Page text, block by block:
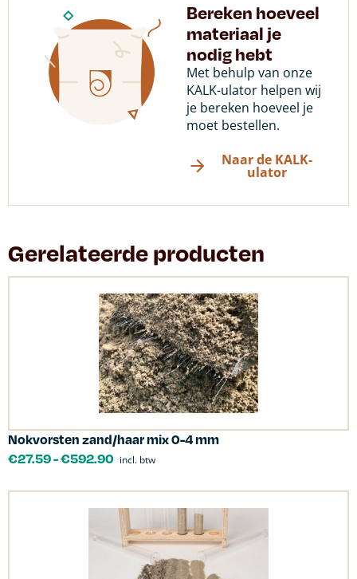
Bereken hoeveel
materiaal je
nodig hebt
Met behulp van onze
KALK-ulator helpen wij
je bereken hoeveel je
moet bestellen.
Naar de KALK-
ulator
Gerelateerde producten
Nokvorsten zand/haar mix 0-4 mm
€27.59-€592.90 incl. btw